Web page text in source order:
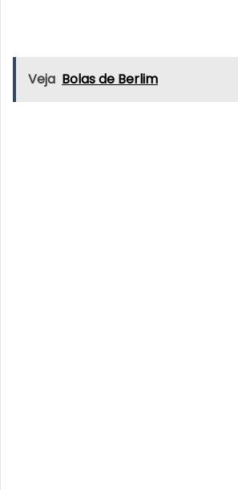
Veja Bolas de Berlim